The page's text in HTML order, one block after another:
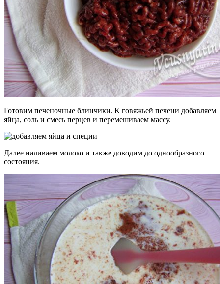
Готовим печеночные блинчики. К говяжьей печени добавляем
яйца, соль и смесь перцев и перемешиваем массу.
Далее наливаем молоко и также доводим до однообразного
состояния.